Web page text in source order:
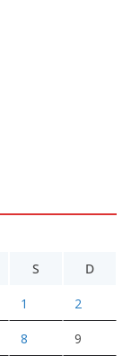
S D
1 2
8 9